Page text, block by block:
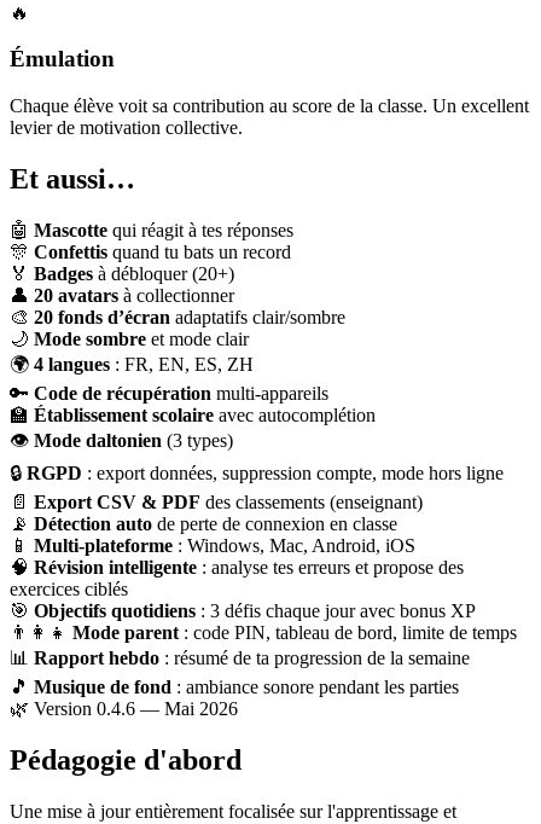
🔥
Émulation
Chaque élève voit sa contribution au score de la classe. Un excellent
levier de motivation collective.
Et aussi…
🤖 Mascotte qui réagit à tes réponses
🎊 Confettis quand tu bats un record
🏅 Badges à débloquer (20+)
👤 20 avatars à collectionner
🎨 20 fonds d’écran adaptatifs clair/sombre
🌙 Mode sombre et mode clair
🌍 4 langues : FR, EN, ES, ZH
🔑 Code de récupération multi-appareils
🏫 Établissement scolaire avec autocomplétion
👁 Mode daltonien (3 types)
🔒 RGPD : export données, suppression compte, mode hors ligne
📄 Export CSV & PDF des classements (enseignant)
📡 Détection auto de perte de connexion en classe
📱 Multi-plateforme : Windows, Mac, Android, iOS
🧠 Révision intelligente : analyse tes erreurs et propose des
exercices ciblés
🎯 Objectifs quotidiens : 3 défis chaque jour avec bonus XP
👨‍👩‍👧 Mode parent : code PIN, tableau de bord, limite de temps
📊 Rapport hebdo : résumé de ta progression de la semaine
🎵 Musique de fond : ambiance sonore pendant les parties
🌿 Version 0.4.6 — Mai 2026
Pédagogie d'abord
Une mise à jour entièrement focalisée sur l'apprentissage et